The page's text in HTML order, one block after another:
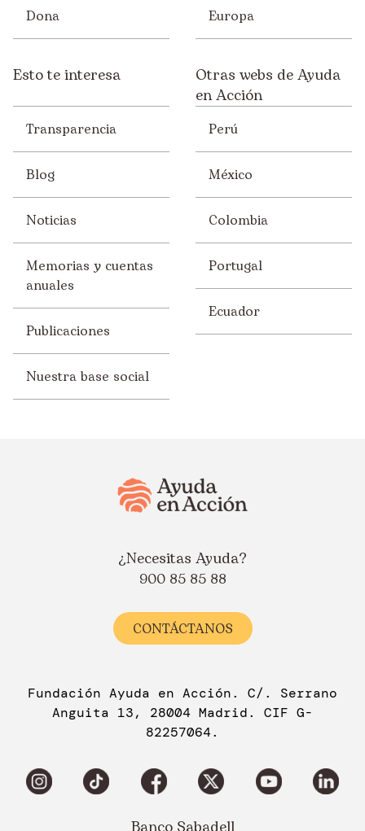
Dona Europa
Esto te interesa
Transparencia
Blog
Noticias
Memorias y cuentas
anuales
Publicaciones
Nuestra base social
Otras webs de Ayuda
en Acción
Perú
México
Colombia
Portugal
Ecuador
¿Necesitas Ayuda?
900 85 85 88
CONTÁCTANOS
Fundación Ayuda en Acción. C/. Serrano
Anguita 13, 28004 Madrid. CIF G-
82257064.